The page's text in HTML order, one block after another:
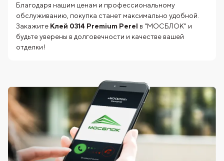
Благодаря нашим ценам и профессиональному
обслуживанию, покупка станет максимально удобной.
Закажите Клей 0314 Premium Perel в "МОСБЛОК" и
будьте уверены в долговечности и качестве вашей
отделки!